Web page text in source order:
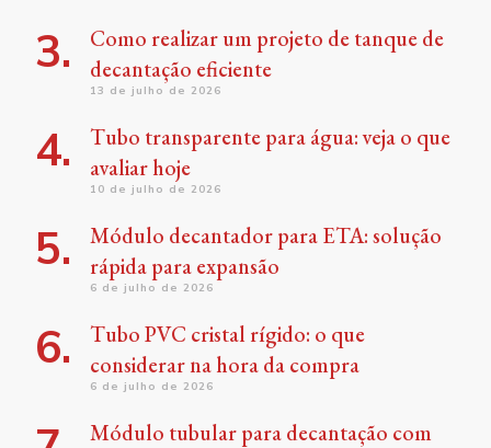
Como realizar um projeto de tanque de
decantação eficiente
13 de julho de 2026
Tubo transparente para água: veja o que
avaliar hoje
10 de julho de 2026
Módulo decantador para ETA: solução
rápida para expansão
6 de julho de 2026
Tubo PVC cristal rígido: o que
considerar na hora da compra
6 de julho de 2026
Módulo tubular para decantação com